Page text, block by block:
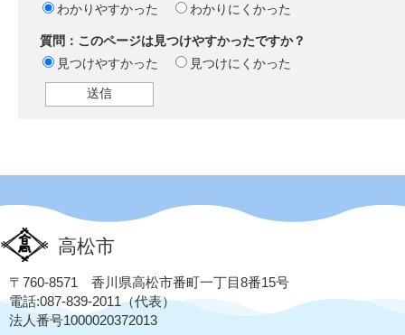
わかりやすかった
わかりにくかった
質問：このページは見つけやすかったですか？
見つけやすかった
見つけにくかった
高松市
〒760-8571 香川県高松市番町一丁目8番15号
電話:087-839-2011（代表）
法人番号1000020372013